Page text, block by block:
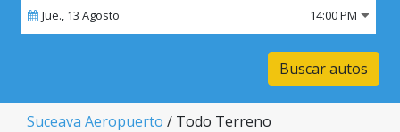
Jue., 13 Agosto 14:00 PM
Buscar autos
Suceava Aeropuerto / Todo Terreno